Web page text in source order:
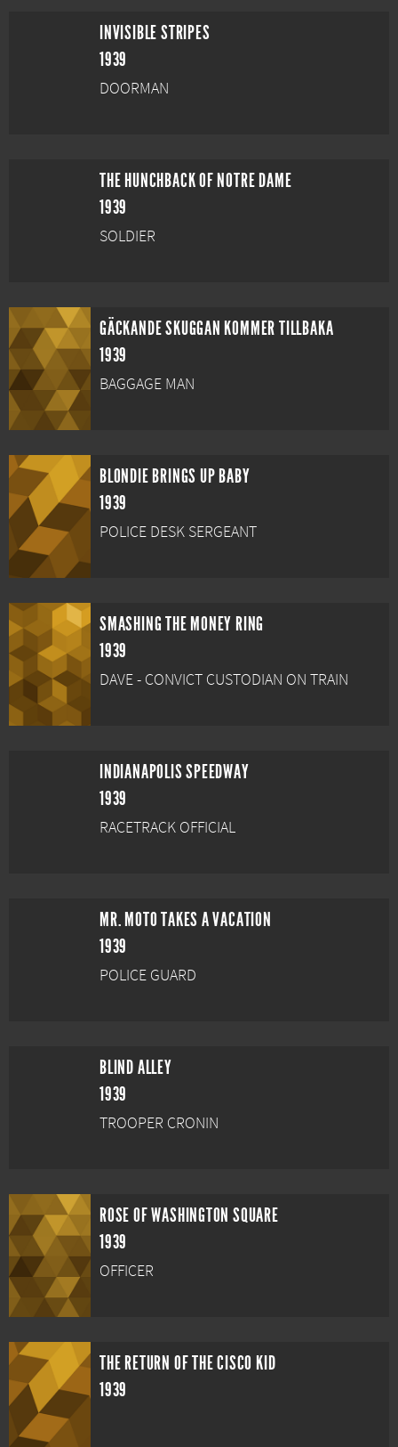
INVISIBLE STRIPES
1939
DOORMAN
THE HUNCHBACK OF NOTRE DAME
1939
SOLDIER
GÄCKANDE SKUGGAN KOMMER TILLBAKA
1939
BAGGAGE MAN
BLONDIE BRINGS UP BABY
1939
POLICE DESK SERGEANT
SMASHING THE MONEY RING
1939
DAVE - CONVICT CUSTODIAN ON TRAIN
INDIANAPOLIS SPEEDWAY
1939
RACETRACK OFFICIAL
MR. MOTO TAKES A VACATION
1939
POLICE GUARD
BLIND ALLEY
1939
TROOPER CRONIN
ROSE OF WASHINGTON SQUARE
1939
OFFICER
THE RETURN OF THE CISCO KID
1939